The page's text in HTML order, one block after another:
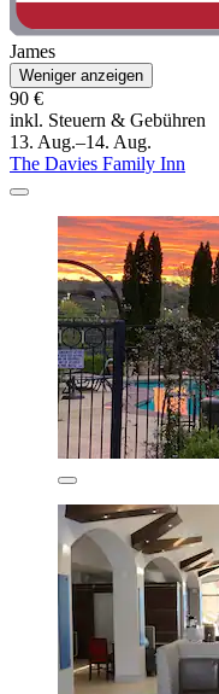
James
Weniger anzeigen
90 €
inkl. Steuern & Gebühren
13. Aug.–14. Aug.
The Davies Family Inn